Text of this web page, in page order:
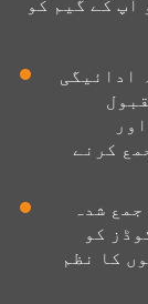
ادائیگی
کرنے
شدہ
کو
کا نظم